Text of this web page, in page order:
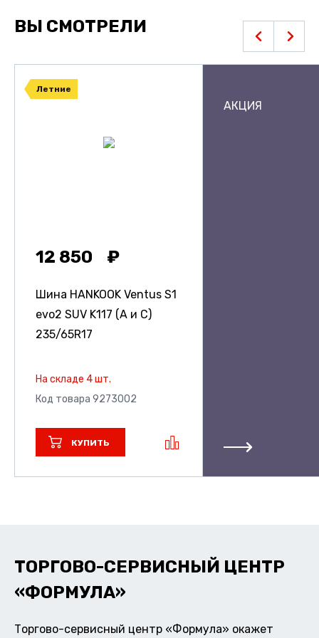
ВЫ СМОТРЕЛИ
Летние
12 850
Шина HANKOOK Ventus S1
evo2 SUV K117 (A и C)
235/65R17
На складе 4 шт.
Код товара 9273002
КУПИТЬ
АКЦИЯ
ТОРГОВО-СЕРВИСНЫЙ ЦЕНТР
«ФОРМУЛА»
Торгово-сервисный центр «Формула» окажет